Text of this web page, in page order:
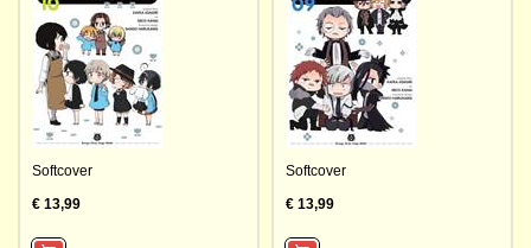
Softcover
€ 13,99
Softcover
€ 13,99